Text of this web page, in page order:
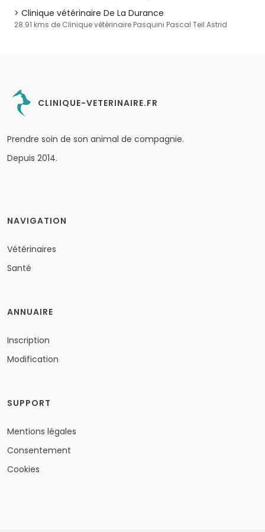
Clinique vétérinaire De La Durance
28.91 kms de Clinique vétérinaire Pasquini Pascal Teil Astrid
CLINIQUE-VETERINAIRE.FR
Prendre soin de son animal de compagnie.
Depuis 2014.
NAVIGATION
Vétérinaires
Santé
ANNUAIRE
Inscription
Modification
SUPPORT
Mentions légales
Consentement
Cookies